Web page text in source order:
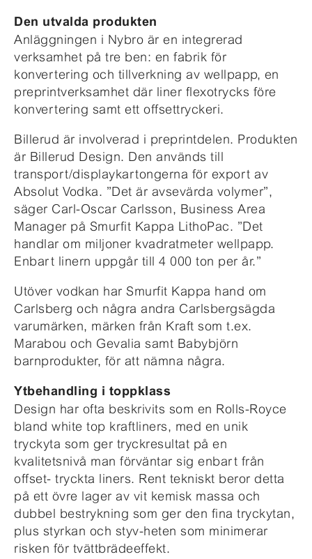
Den utvalda produkten
Anläggningen i Nybro är en integrerad
verksamhet på tre ben: en fabrik för
konvertering och tillverkning av wellpapp, en
preprintverksamhet där liner flexotrycks före
konvertering samt ett offsettryckeri.
Billerud är involverad i preprintdelen. Produkten
är Billerud Design. Den används till
transport/displaykartongerna för export av
Absolut Vodka. ”Det är avsevärda volymer”,
säger Carl-Oscar Carlsson, Business Area
Manager på Smurfit Kappa LithoPac. ”Det
handlar om miljoner kvadratmeter wellpapp.
Enbart linern uppgår till 4 000 ton per år.”
Utöver vodkan har Smurfit Kappa hand om
Carlsberg och några andra Carlsbergsägda
varumärken, märken från Kraft som t.ex.
Marabou och Gevalia samt Babybjörn
barnprodukter, för att nämna några.
Ytbehandling i toppklass
Design har ofta beskrivits som en Rolls-Royce
bland white top kraftliners, med en unik
tryckyta som ger tryckresultat på en
kvalitetsnivå man förväntar sig enbart från
offset- tryckta liners. Rent tekniskt beror detta
på ett övre lager av vit kemisk massa och
dubbel bestrykning som ger den fina tryckytan,
plus styrkan och styv-heten som minimerar
risken för tvättbrädeeffekt.